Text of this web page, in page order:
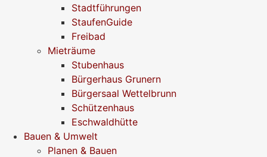
Stadtführungen
StaufenGuide
Freibad
Mieträume
Stubenhaus
Bürgerhaus Grunern
Bürgersaal Wettelbrunn
Schützenhaus
Eschwaldhütte
Bauen & Umwelt
Planen & Bauen